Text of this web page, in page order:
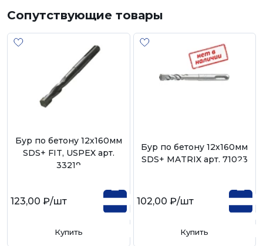
Сопутствующие товары
Бур по бетону 12х160мм
SDS+ FIT, USPEX арт.
33219
123,00 ₽/шт
Купить
Бур по бетону 12х160мм
SDS+ MATRIX арт. 71023
102,00 ₽/шт
Купить